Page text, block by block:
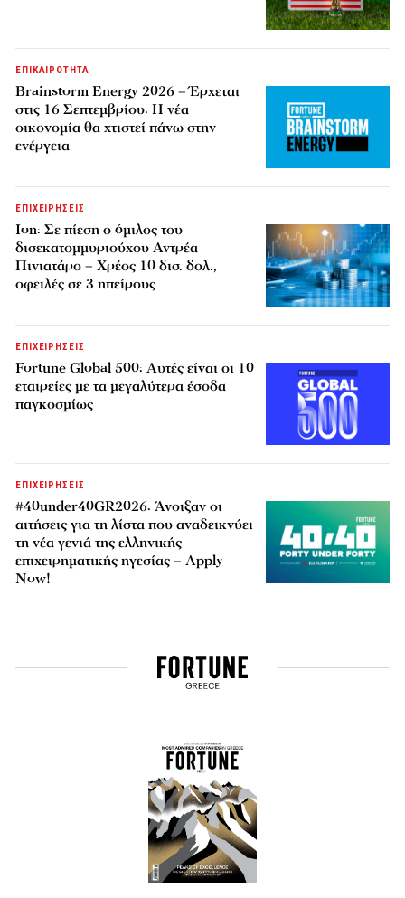
ΕΠΙΚΑΙΡΟΤΗΤΑ
Brainstorm Energy 2026 – Έρχεται
στις 16 Σεπτεμβρίου: Η νέα
οικονομία θα χτιστεί πάνω στην
ενέργεια
ΕΠΙΧΕΙΡΗΣΕΙΣ
Ion: Σε πίεση ο όμιλος του
δισεκατομμυριούχου Αντρέα
Πινιατάρο – Χρέος 10 δισ. δολ.,
οφειλές σε 3 ηπείρους
ΕΠΙΧΕΙΡΗΣΕΙΣ
Fortune Global 500: Αυτές είναι οι 10
εταιρείες με τα μεγαλύτερα έσοδα
παγκοσμίως
ΕΠΙΧΕΙΡΗΣΕΙΣ
#40under40GR2026: Άνοιξαν οι
αιτήσεις για τη λίστα που αναδεικνύει
τη νέα γενιά της ελληνικής
επιχειρηματικής ηγεσίας – Apply
Now!